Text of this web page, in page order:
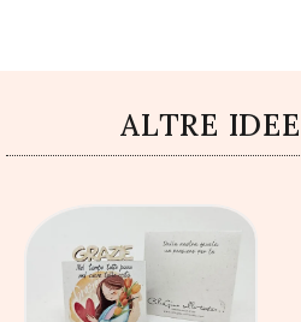
ALTRE
AGGIUNGI AL
CARRELLO